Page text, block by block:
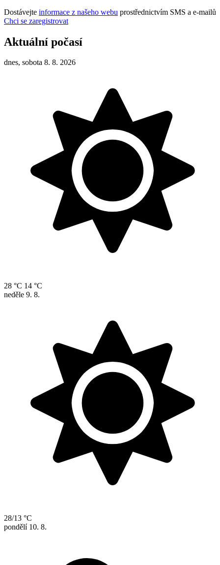
Dostávejte informace z našeho webu prostřednictvím SMS a e-mailů
Chci se zaregistrovat
Aktuální počasí
dnes, sobota 8. 8. 2026
28 °C 14 °C
neděle 9. 8.
28/13 °C
pondělí 10. 8.